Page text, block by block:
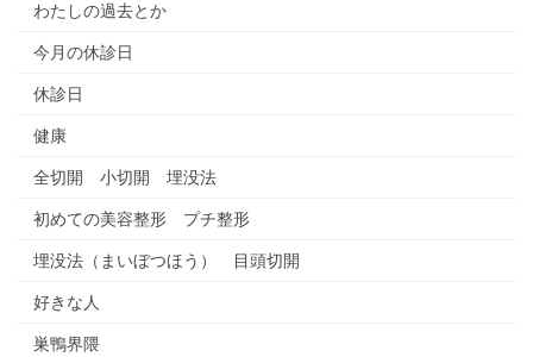
わたしの過去とか
今月の休診日
休診日
健康
全切開 小切開 埋没法
初めての美容整形 プチ整形
埋没法（まいぼつほう） 目頭切開
好きな人
巣鴨界隈